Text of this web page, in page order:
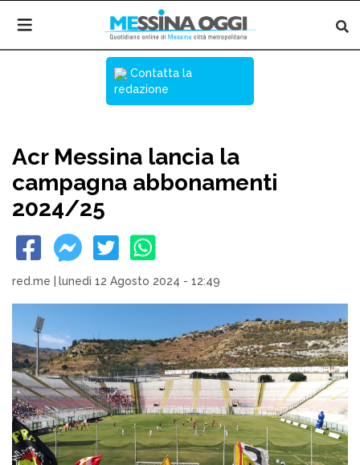
Contatta la
redazione
Acr Messina lancia la
campagna abbonamenti
2024/25
red.me lunedì 12 Agosto 2024 - 12:49